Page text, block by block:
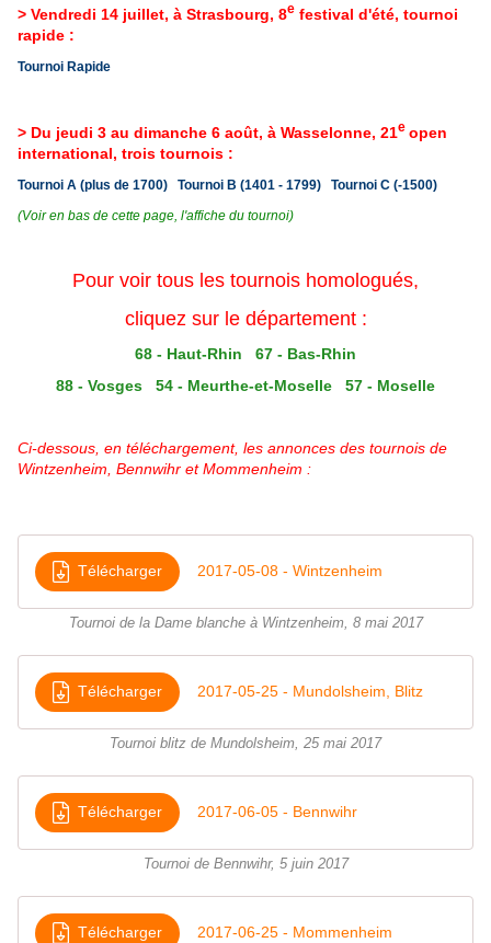
> Vendredi 14 juillet, à Strasbourg, 8e festival d'été, tournoi
rapide :
Tournoi Rapide
> Du jeudi 3 au dimanche 6 août, à Wasselonne, 21e open
international, trois tournois :
Tournoi A (plus de 1700) Tournoi B (1401 - 1799)
Tournoi C (-1500)
(Voir en bas de cette page, l'affiche du tournoi)
Pour voir tous les tournois homologués,
cliquez sur le département :
68 - Haut-Rhin
67 - Bas-Rhin
88 - Vosges
54 - Meurthe-et-Moselle 57 - Moselle
Ci-dessous, en téléchargement, les annonces des tournois de
Wintzenheim, Bennwihr et Mommenheim :
Télécharger 2017-05-08 - Wintzenheim
Tournoi de la Dame blanche à Wintzenheim, 8 mai 2017
Télécharger 2017-05-25 - Mundolsheim, Blitz
Tournoi blitz de Mundolsheim, 25 mai 2017
Télécharger 2017-06-05 - Bennwihr
Tournoi de Bennwihr, 5 juin 2017
Télécharger 2017-06-25 - Mommenheim